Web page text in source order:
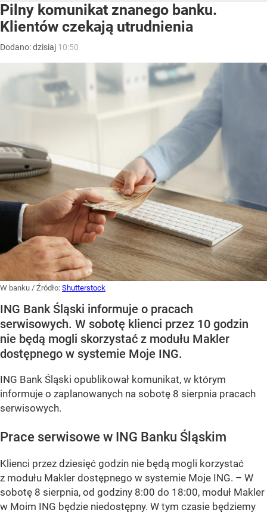
Pilny komunikat znanego banku.
Klientów czekają utrudnienia
Dodano:dzisiaj 10:50
W banku / Źródło: Shutterstock
ING Bank Śląski informuje o pracach
serwisowych. W sobotę klienci przez 10 godzin
nie będą mogli skorzystać z modułu Makler
dostępnego w systemie Moje ING.
ING Bank Śląski opublikował komunikat, w którym
informuje o zaplanowanych na sobotę 8 sierpnia pracach
serwisowych.
Prace serwisowe w ING Banku Śląskim
Klienci przez dziesięć godzin nie będą mogli korzystać
z modułu Makler dostępnego w systemie Moje ING. – W
sobotę 8 sierpnia, od godziny 8:00 do 18:00, moduł Makler
w Moim ING będzie niedostępny. W tym czasie będziemy